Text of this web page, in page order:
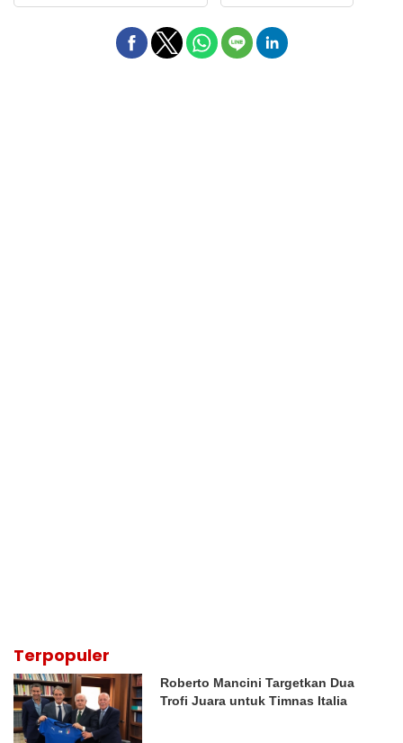
Terpopuler
Roberto Mancini Targetkan Dua
Trofi Juara untuk Timnas Italia